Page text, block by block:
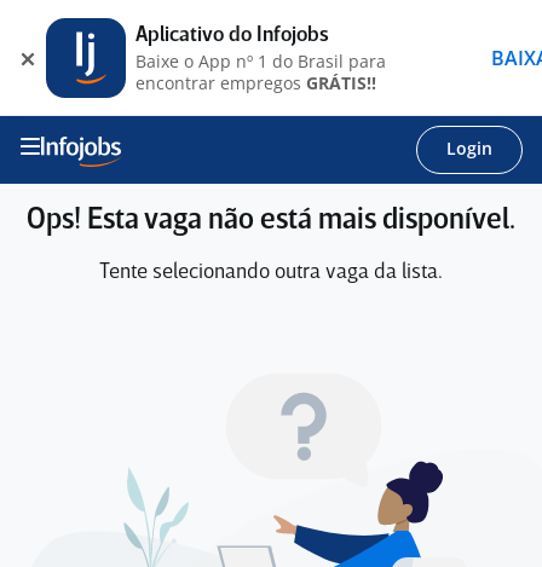
Login
Ops! Esta vaga não está mais disponível.
Tente selecionando outra vaga da lista.
Aplicativo do Infojobs
Baixe o App nº 1 do Brasil para
encontrar empregos GRÁTIS!!